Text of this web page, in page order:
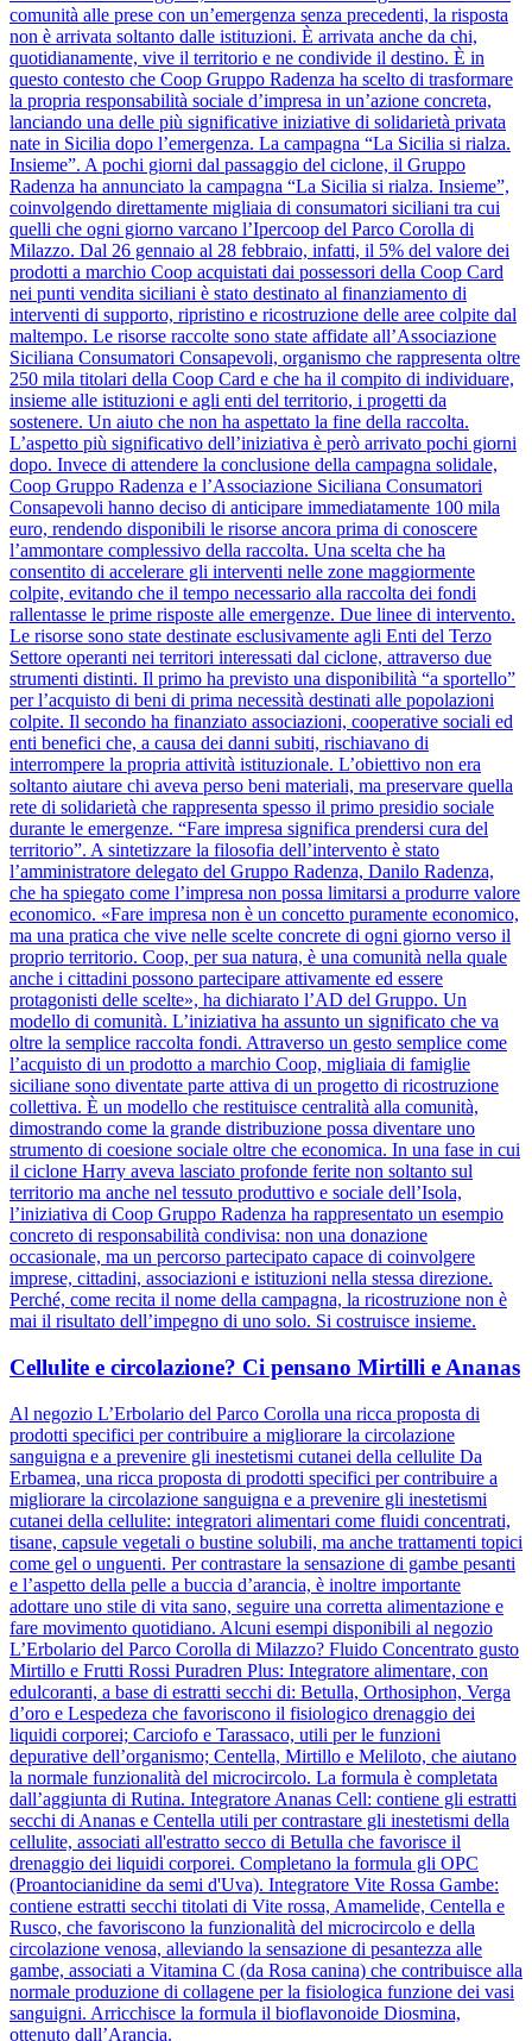
comunità alle prese con un’emergenza senza precedenti, la risposta
non è arrivata soltanto dalle istituzioni. È arrivata anche da chi,
quotidianamente, vive il territorio e ne condivide il destino. È in
questo contesto che Coop Gruppo Radenza ha scelto di trasformare
la propria responsabilità sociale d’impresa in un’azione concreta,
lanciando una delle più significative iniziative di solidarietà privata
nate in Sicilia dopo l’emergenza. La campagna “La Sicilia si rialza.
Insieme”. A pochi giorni dal passaggio del ciclone, il Gruppo
Radenza ha annunciato la campagna “La Sicilia si rialza. Insieme”,
coinvolgendo direttamente migliaia di consumatori siciliani tra cui
quelli che ogni giorno varcano l’Ipercoop del Parco Corolla di
Milazzo. Dal 26 gennaio al 28 febbraio, infatti, il 5% del valore dei
prodotti a marchio Coop acquistati dai possessori della Coop Card
nei punti vendita siciliani è stato destinato al finanziamento di
interventi di supporto, ripristino e ricostruzione delle aree colpite dal
maltempo. Le risorse raccolte sono state affidate all’Associazione
Siciliana Consumatori Consapevoli, organismo che rappresenta oltre
250 mila titolari della Coop Card e che ha il compito di individuare,
insieme alle istituzioni e agli enti del territorio, i progetti da
sostenere. Un aiuto che non ha aspettato la fine della raccolta.
L’aspetto più significativo dell’iniziativa è però arrivato pochi giorni
dopo. Invece di attendere la conclusione della campagna solidale,
Coop Gruppo Radenza e l’Associazione Siciliana Consumatori
Consapevoli hanno deciso di anticipare immediatamente 100 mila
euro, rendendo disponibili le risorse ancora prima di conoscere
l’ammontare complessivo della raccolta. Una scelta che ha
consentito di accelerare gli interventi nelle zone maggiormente
colpite, evitando che il tempo necessario alla raccolta dei fondi
rallentasse le prime risposte alle emergenze. Due linee di intervento.
Le risorse sono state destinate esclusivamente agli Enti del Terzo
Settore operanti nei territori interessati dal ciclone, attraverso due
strumenti distinti. Il primo ha previsto una disponibilità “a sportello”
per l’acquisto di beni di prima necessità destinati alle popolazioni
colpite. Il secondo ha finanziato associazioni, cooperative sociali ed
enti benefici che, a causa dei danni subiti, rischiavano di
interrompere la propria attività istituzionale. L’obiettivo non era
soltanto aiutare chi aveva perso beni materiali, ma preservare quella
rete di solidarietà che rappresenta spesso il primo presidio sociale
durante le emergenze. “Fare impresa significa prendersi cura del
territorio”. A sintetizzare la filosofia dell’intervento è stato
l’amministratore delegato del Gruppo Radenza, Danilo Radenza,
che ha spiegato come l’impresa non possa limitarsi a produrre valore
economico. «Fare impresa non è un concetto puramente economico,
ma una pratica che vive nelle scelte concrete di ogni giorno verso il
proprio territorio. Coop, per sua natura, è una comunità nella quale
anche i cittadini possono partecipare attivamente ed essere
protagonisti delle scelte», ha dichiarato l’AD del Gruppo. Un
modello di comunità. L’iniziativa ha assunto un significato che va
oltre la semplice raccolta fondi. Attraverso un gesto semplice come
l’acquisto di un prodotto a marchio Coop, migliaia di famiglie
siciliane sono diventate parte attiva di un progetto di ricostruzione
collettiva. È un modello che restituisce centralità alla comunità,
dimostrando come la grande distribuzione possa diventare uno
strumento di coesione sociale oltre che economica. In una fase in cui
il ciclone Harry aveva lasciato profonde ferite non soltanto sul
territorio ma anche nel tessuto produttivo e sociale dell’Isola,
l’iniziativa di Coop Gruppo Radenza ha rappresentato un esempio
concreto di responsabilità condivisa: non una donazione
occasionale, ma un percorso partecipato capace di coinvolgere
imprese, cittadini, associazioni e istituzioni nella stessa direzione.
Perché, come recita il nome della campagna, la ricostruzione non è
mai il risultato dell’impegno di uno solo. Si costruisce insieme.
Cellulite e circolazione? Ci pensano Mirtilli e Ananas
Al negozio L’Erbolario del Parco Corolla una ricca proposta di
prodotti specifici per contribuire a migliorare la circolazione
sanguigna e a prevenire gli inestetismi cutanei della cellulite Da
Erbamea, una ricca proposta di prodotti specifici per contribuire a
migliorare la circolazione sanguigna e a prevenire gli inestetismi
cutanei della cellulite: integratori alimentari come fluidi concentrati,
tisane, capsule vegetali o bustine solubili, ma anche trattamenti topici
come gel o unguenti. Per contrastare la sensazione di gambe pesanti
e l’aspetto della pelle a buccia d’arancia, è inoltre importante
adottare uno stile di vita sano, seguire una corretta alimentazione e
fare movimento quotidiano. Alcuni esempi disponibili al negozio
L’Erbolario del Parco Corolla di Milazzo? Fluido Concentrato gusto
Mirtillo e Frutti Rossi Puradren Plus: Integratore alimentare, con
edulcoranti, a base di estratti secchi di: Betulla, Orthosiphon, Verga
d’oro e Lespedeza che favoriscono il fisiologico drenaggio dei
liquidi corporei; Carciofo e Tarassaco, utili per le funzioni
depurative dell’organismo; Centella, Mirtillo e Meliloto, che aiutano
la normale funzionalità del microcircolo. La formula è completata
dall’aggiunta di Rutina. Integratore Ananas Cell: contiene gli estratti
secchi di Ananas e Centella utili per contrastare gli inestetismi della
cellulite, associati all'estratto secco di Betulla che favorisce il
drenaggio dei liquidi corporei. Completano la formula gli OPC
(Proantocianidine da semi d'Uva). Integratore Vite Rossa Gambe:
contiene estratti secchi titolati di Vite rossa, Amamelide, Centella e
Rusco, che favoriscono la funzionalità del microcircolo e della
circolazione venosa, alleviando la sensazione di pesantezza alle
gambe, associati a Vitamina C (da Rosa canina) che contribuisce alla
normale produzione di collagene per la fisiologica funzione dei vasi
sanguigni. Arricchisce la formula il bioflavonoide Diosmina,
ottenuto dall’Arancia.